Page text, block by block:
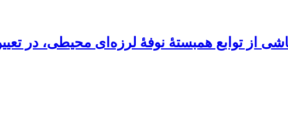
از توابع همبستۀ نوفۀ لرزه‌ای محیطی، در